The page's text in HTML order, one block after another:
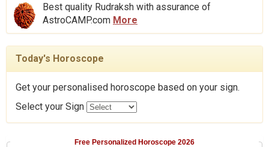
Best quality Rudraksh with assurance of
AstroCAMP.com More
Today's Horoscope
Get your personalised horoscope based on your sign.
Select your Sign
Free Personalized Horoscope 2026